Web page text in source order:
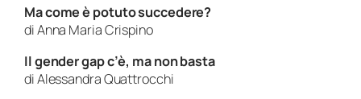
Ma come è potuto succedere?
diAnna Maria Crispino
Il gender gap c’è, ma non basta
diAlessandra Quattrocchi